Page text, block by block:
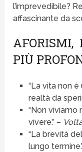
l’imprevedibile?
affascinante da
AFORISMI,
PIÙ
“La vita non
realtà da
“Non viviamo
vivere.” –
“La brevità
lungo